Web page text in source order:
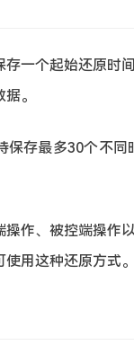
存一个起始还原时
。
保存最多30个不
操作、被控端操作
用这种还原方式。